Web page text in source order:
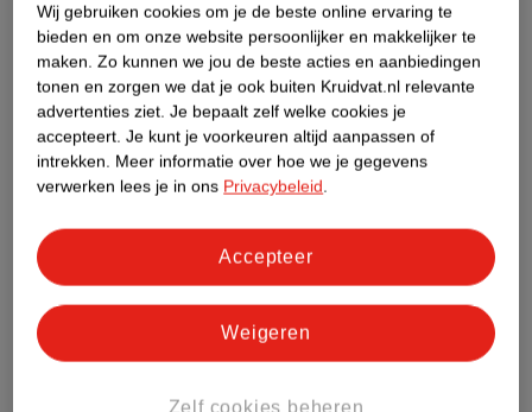
Nature Impact Score
Dit product heeft (nog) geen Nature
Impact Score.
Meer informatie
Bestel & Bezorginformatie
Bekijk ook
Wij gebruiken cookies om je de beste online ervaring te
bieden en om onze website persoonlijker en makkelijker te
maken. Zo kunnen we jou de beste acties en aanbiedingen
tonen en zorgen we dat je ook buiten Kruidvat.nl relevante
advertenties ziet. Je bepaalt zelf welke cookies je
accepteert. Je kunt je voorkeuren altijd aanpassen of
intrekken. Meer informatie over hoe we je gegevens
verwerken lees je in ons Privacybeleid.
Zelf cookies beheren
Weigeren
Accepteer